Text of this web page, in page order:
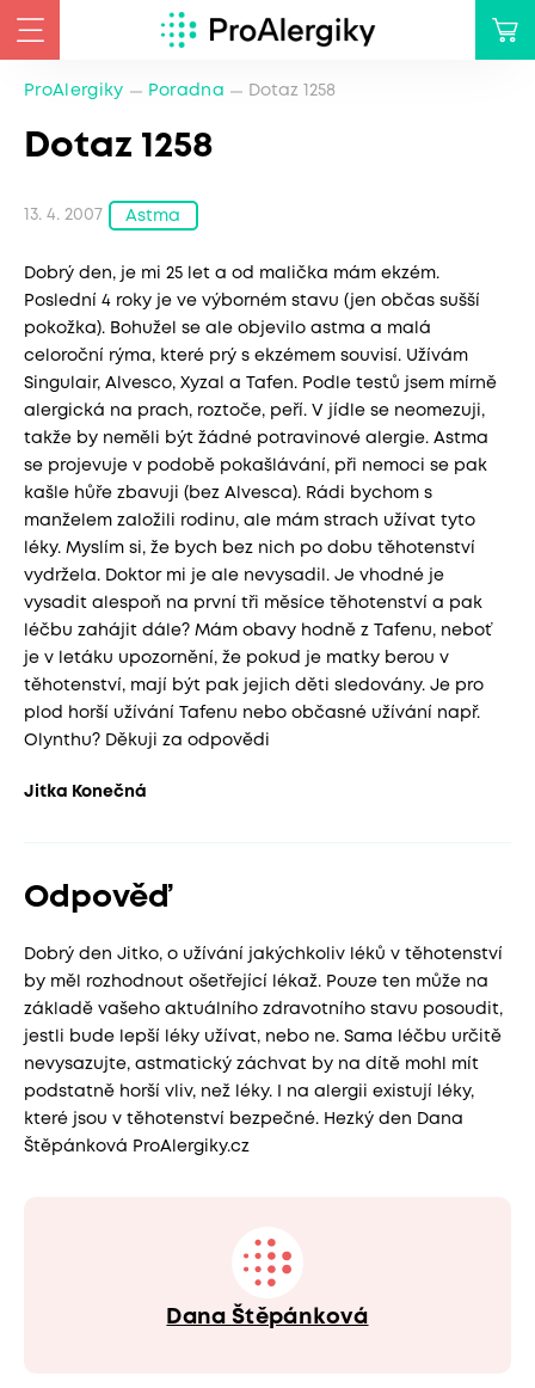
ProAlergiky Poradna Dotaz 1258
Dotaz 1258
13. 4. 2007 Astma
Dobrý den, je mi 25 let a od malička mám ekzém.
Poslední 4 roky je ve výborném stavu (jen občas sušší
pokožka). Bohužel se ale objevilo astma a malá
celoroční rýma, které prý s ekzémem souvisí. Užívám
Singulair, Alvesco, Xyzal a Tafen. Podle testů jsem mírně
alergická na prach, roztoče, peří. V jídle se neomezuji,
takže by neměli být žádné potravinové alergie. Astma
se projevuje v podobě pokašlávání, při nemoci se pak
kašle hůře zbavuji (bez Alvesca). Rádi bychom s
manželem založili rodinu, ale mám strach užívat tyto
léky. Myslím si, že bych bez nich po dobu těhotenství
vydržela. Doktor mi je ale nevysadil. Je vhodné je
vysadit alespoň na první tři měsíce těhotenství a pak
léčbu zahájit dále? Mám obavy hodně z Tafenu, neboť
je v letáku upozornění, že pokud je matky berou v
těhotenství, mají být pak jejich děti sledovány. Je pro
plod horší užívání Tafenu nebo občasné užívání např.
Olynthu? Děkuji za odpovědi
Jitka Konečná
Odpověď
Dobrý den Jitko, o užívání jakýchkoliv léků v těhotenství
by měl rozhodnout ošetřející lékaž. Pouze ten může na
základě vašeho aktuálního zdravotního stavu posoudit,
jestli bude lepší léky užívat, nebo ne. Sama léčbu určitě
nevysazujte, astmatický záchvat by na dítě mohl mít
podstatně horší vliv, než léky. I na alergii existují léky,
které jsou v těhotenství bezpečné. Hezký den Dana
Štěpánková ProAlergiky.cz
Dana Štěpánková